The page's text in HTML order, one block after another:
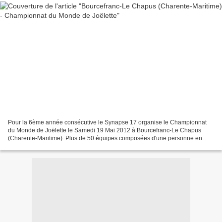
Pour la 6ème année consécutive le Synapse 17 organise le Championnat
du Monde de Joëlette le Samedi 19 Mai 2012 à Bourcefranc-Le Chapus
(Charente-Maritime). Plus de 50 équipes composées d'une personne en